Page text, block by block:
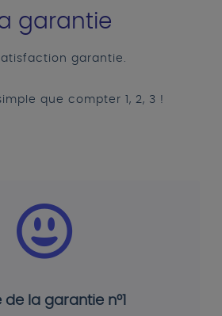
garantie
satisfaction garantie.
que compter 1, 2, 3 !
de la garantie n°1